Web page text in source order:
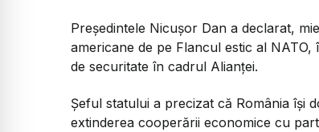
Președintele Nicușor Dan a declarat,
americane de pe Flancul estic al
de securitate în cadrul Alianței.
Șeful statului a precizat că România își
extinderea cooperării economice cu